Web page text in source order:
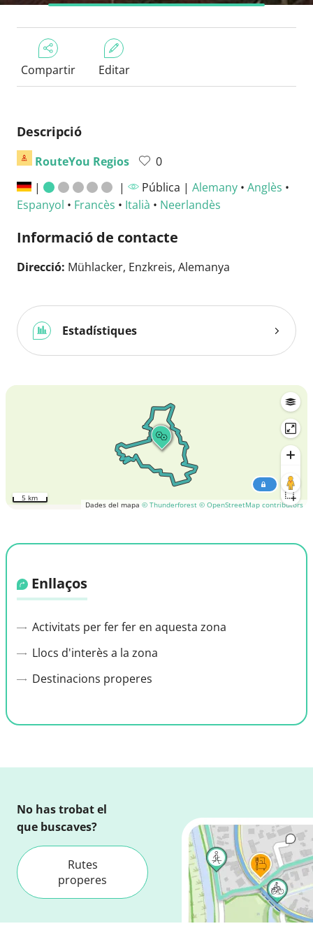
Compartir Editar
Descripció
RouteYou Regios
0
|
| Pública | Alemany• Anglès •
Espanyol • Francès • Italià • Neerlandès
Informació de contacte
Direcció: Mühlacker, Enzkreis, Alemanya
Estadístiques
Dades del mapa © Thunderforest © OpenStreetMap contributors
5 km
Enllaços
Activitats per fer fer en aquesta zona
Llocs d'interès a la zona
Destinacions properes
No has trobat el
que buscaves?
Rutes
properes